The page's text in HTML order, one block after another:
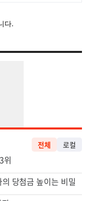
전체 로컬
위
당첨금 높이는 비밀